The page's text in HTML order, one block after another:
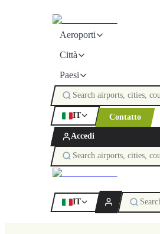
Aeroporti
Città
Paesi
IT Contatto
Accedi
IT